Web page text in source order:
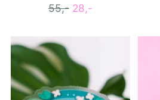
Ordinær
55,- 28,-